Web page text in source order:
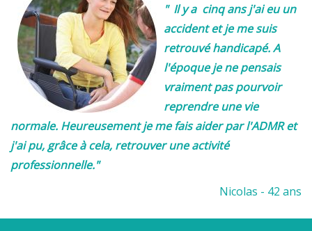
" Il y a cinq ans j'ai eu un
accident et je me suis
retrouvé handicapé. A
l'époque je ne pensais
vraiment pas pourvoir
reprendre une vie
normale. Heureusement je me fais aider par l'ADMR et
j'ai pu, grâce à cela, retrouver une activité
professionnelle."
Nicolas - 42 ans